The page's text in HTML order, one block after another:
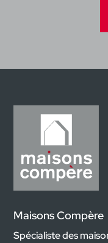
Maisons Compère
Spécialiste des